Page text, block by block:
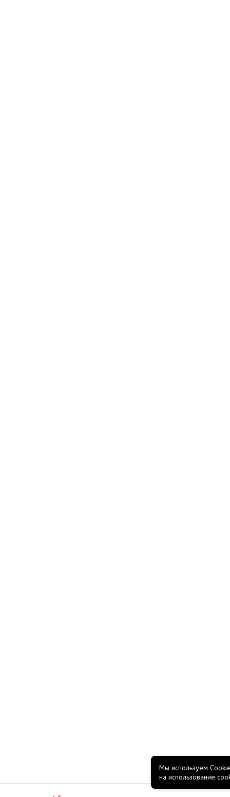
Мы используем
на использование